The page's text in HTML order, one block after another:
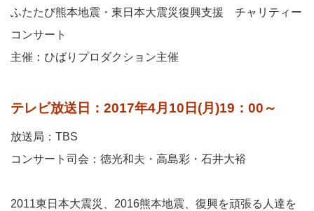
ふたたび熊本地震・東日本大震災復興支援 チャリティー
コンサート
主催：ひばりプロダクション主催
テレビ放送日：2017年4月10日(月)19：00～
放送局：TBS
コンサート司会：徳光和夫・高島彩・石井大裕
2011東日本大震災、2016熊本地震、復興を頑張る人達を